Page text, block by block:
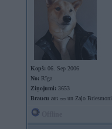
Kopš: 06. Sep 2006
No: Rīga
Ziņojumi: 3653
Braucu ar: ᴑᴑ un Zaļo Briesmoni